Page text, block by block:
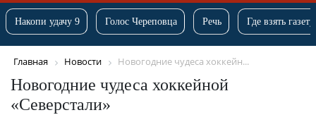
Накопи удачу 9 Голос Череповца Речь Где взять
Главная Новости Новогодние чудеса хоккейн...
Новогодние чудеса хоккейной
«Северстали»